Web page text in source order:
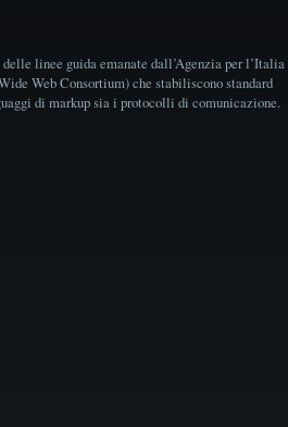
linee guida emanate dall’Agenzia per l’Italia
Web Consortium) che stabiliscono standard
di markup sia i protocolli di comunicazione.